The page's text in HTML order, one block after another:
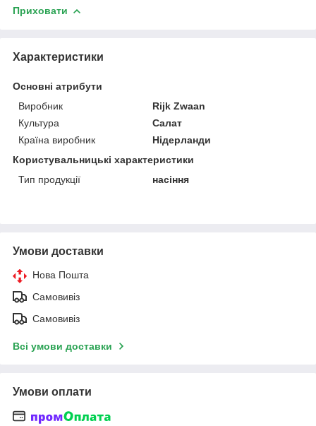
Приховати
Характеристики
Основні атрибути
Виробник
Rijk Zwaan
Культура
Салат
Країна виробник
Нідерланди
Користувальницькі характеристики
Тип продукції
насіння
Умови доставки
Нова Пошта
Самовивіз
Самовивіз
Всі умови доставки
Умови оплати